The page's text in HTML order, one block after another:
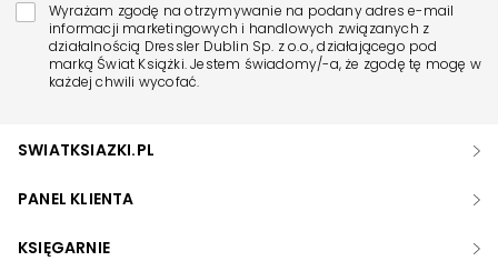
Wyrażam zgodę na otrzymywanie na podany adres e-mail
informacji marketingowych i handlowych związanych z
działalnością Dressler Dublin Sp. z o.o., działającego pod
marką Świat Książki. Jestem świadomy/-a, że zgodę tę mogę w
każdej chwili wycofać.
SWIATKSIAZKI.PL
PANEL KLIENTA
KSIĘGARNIE